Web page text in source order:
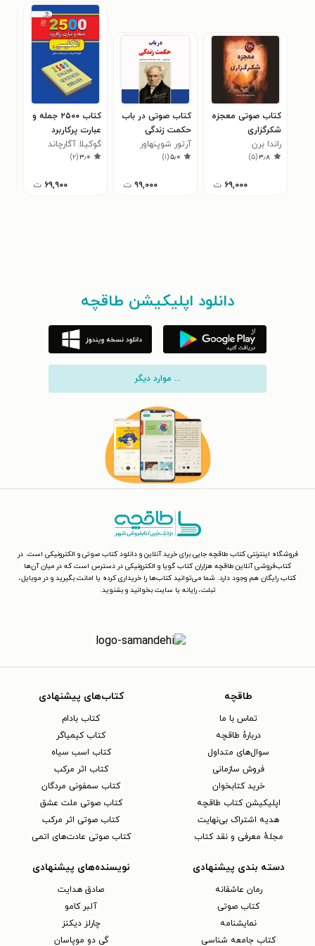
کتاب صوتی معجزه
شکرگزاری
راندا برن
۳٫۸(۵)
۶۹,۰۰۰ ت
کتاب صوتی در باب
حکمت زندگی
آرتور شوپنهاور
۵٫۰(۱)
۹۹,۰۰۰ ت
کتاب ۲۵۰۰ جمله و
عبارت پرکاربرد
انگلیسی
گوکیلا آگارچاند
۳٫۰(۲)
۶۹,۹۰۰ ت
دانلود اپلیکیشن طاقچه
... موارد دیگر
فروشگاه اینترنتی کتاب طاقچه جایی برای خرید آنلاین و دانلود کتاب صوتی و الکترونیکی است. در
کتاب‌فروشی آنلاین طاقچه هزاران کتاب گویا و الکترونیکی در دسترس است که در میان آن‌ها
کتاب رایگان هم وجود دارد. شما می‌توانید کتاب‌ها را خریداری کرده یا امانت بگیرید و در موبایل،
تبلت، رایانه یا سایت بخوانید و بشنوید.
طاقچه
تماس با ما
دربارهٔ طاقچه
سوال‌های متداول
فروش سازمانی
خرید کتابخوان
اپلیکیشن کتاب طاقچه
هدیه اشتراک بی‌نهایت
مجلهٔ معرفی و نقد کتاب
کتاب‌های پیشنهادی
کتاب بادام
کتاب کیمیاگر
کتاب اسب سیاه
کتاب اثر مرکب
کتاب سمفونی مردگان
کتاب صوتی ملت عشق
کتاب صوتی اثر مرکب
کتاب صوتی عادت‌های اتمی
دسته بندی پیشنهادی
رمان عاشقانه
کتاب‌ صوتی
نمایشنامه
کتاب جامعه شناسی
نویسنده‌های پیشنهادی
صادق هدایت
آلبر کامو
چارلز دیکنز
گی دو موپاسان